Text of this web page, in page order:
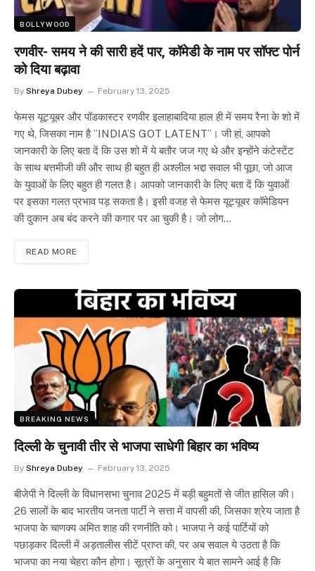
BOLLYWOOD
रणवीर- समय ने की सारी हदें पार, कॉमेडी के नाम पर सॉफ्ट पोर्न
को दिया बढ़ावा
By Shreya Dubey February 13, 2025
फेमस यूट्यूबर और पॉडकास्टर रणवीर इलाहाबादिया हाल ही में समय रैना के शो में
गए थे, जिसका नाम है ”INDIA’S GOT LATENT”। जी हां, आपको
जानकारी के लिए बता दें कि उस शो में ये बतौर जज गए थे और इन्होंने कंटेस्टेंट
के साथ बत्तमीजी की और साथ ही बहुत ही अश्लील भद्दा सवाल भी पूछा, जो आज
के युवाओं के लिए बहुत ही गलत है। आपको जानकारी के लिए बता दें कि युवाओं
पर इसका गलत प्रभाव पड़ सकता है। इसी वजह से फेमस यूट्यूबर कॉमेडियन
की दुकान अब बंद करने की कगार पर आ चुकी है। जो लोग…
READ MORE
BREAKING NEWS
दिल्ली के चुनावी तीर से भाजपा साधेगी बिहार का भविष्य
By Shreya Dubey February 13, 2025
बीजेपी ने दिल्ली के विधानसभा चुनाव 2025 में बड़ी बहुमतों से जीत हासिल की।
26 सालों के बाद भारतीय जनता पार्टी ने सत्ता में वापसी की, जिसका श्रेय जाता है
भाजपा के चाणक्य अमित शाह की रणनीति को। भाजपा ने कई पार्टियों को
पछाड़कर दिल्ली में अड़तालीस सीटें प्राप्त की, पर अब सवाल ये उठता है कि
भाजपा का नया चेहरा कौन होगा। सूत्रों के अनुसार ये बात सामने आई है कि